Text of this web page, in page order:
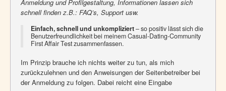
Anmeldung und Profilgestaltung, Informationen lassen sich
schnell finden z.B.: FAQ’s, Support usw.
Einfach, schnell und unkompliziert– so positiv lässt sich die
Benutzerfreundlichkeit bei meinem Casual-Dating-Community
First Affair Test zusammenfassen.
Im Prinzip brauche ich nichts weiter zu tun, als mich
zurückzulehnen und den Anweisungen der Seitenbetreiber bei
der Anmeldung zu folgen. Dabei reicht eine Eingabe